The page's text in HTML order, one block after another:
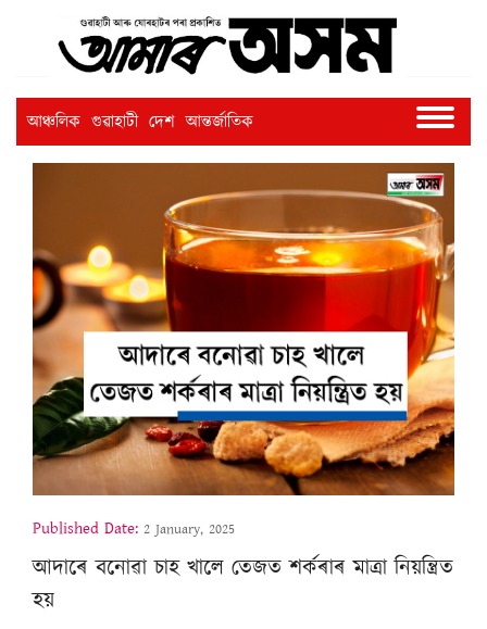
আঞ্চলিক গুৱাহাটী দেশ আন্তৰ্জাতিক
Published Date: 2 January, 2025
আদাৰে বনোৱা চাহ খালে তেজত শৰ্কৰাৰ মাত্ৰা নিয়ন্ত্ৰিত
হয়